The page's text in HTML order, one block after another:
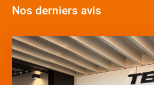
Nos derniers avis